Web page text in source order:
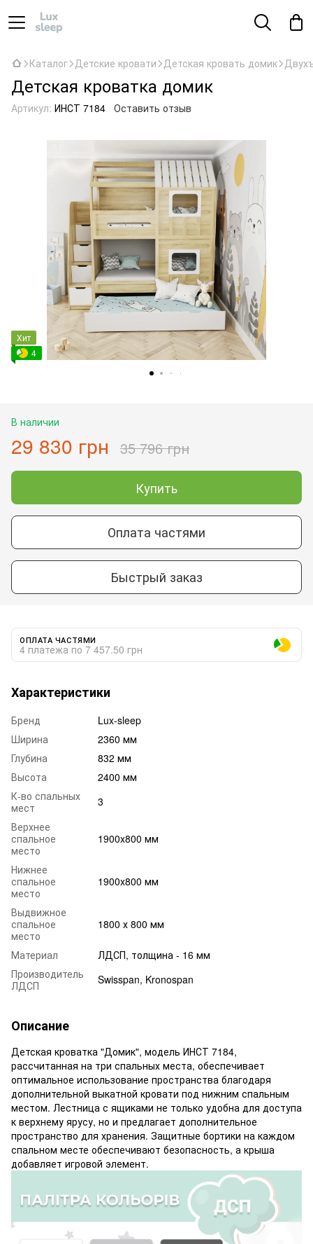
Каталог Детские кровати Детская кровать домик
Детская кроватка домик
Артикул: ИНСТ 7184 Оставить отзыв
Хит
4
В наличии
29 830 грн 35 796 грн
Купить
Оплата частями
Быстрый заказ
ОПЛАТА ЧАСТЯМИ
4 платежа по 7 457.50 грн
Характеристики
Бренд
Lux-sleep
Ширина
2360 мм
Глубина
832 мм
Высота
2400 мм
К-во спальных
мест
3
Верхнее
спальное
место
1900x800 мм
Нижнее
спальное
место
1900x800 мм
Выдвижное
спальное
место
1800 х 800 мм
Материал
ЛДСП, толщина - 16 мм
Производитель
ЛДСП
Swisspan, Kronospan
Описание
Детская кроватка "Домик", модель ИНСТ 7184,
рассчитанная на три спальных места, обеспечивает
оптимальное использование пространства благодаря
дополнительной выкатной кровати под нижним спальным
местом. Лестница с ящиками не только удобна для доступа
к верхнему ярусу, но и предлагает дополнительное
пространство для хранения. Защитные бортики на каждом
спальном месте обеспечивают безопасность, а крыша
добавляет игровой элемент.